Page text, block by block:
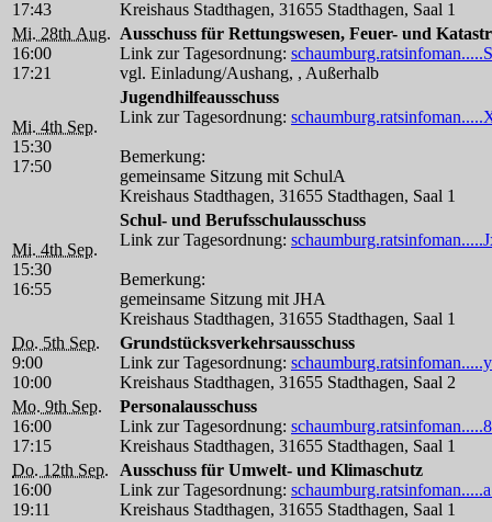
17:43
Kreishaus Stadthagen, 31655 Stadthagen, Saal 1
Mi. 28th Aug.
16:00
17:21
Ausschuss für Rettungswesen, Feuer- und
Link zur Tagesordnung:
vgl. Einladung/Aushang, , Außerhalb
Mi. 4th Sep.
15:30
17:50
Jugendhilfeausschuss
Link zur Tagesordnung:
Bemerkung:
gemeinsame Sitzung mit SchulA
Kreishaus Stadthagen, 31655 Stadthagen, Saal 1
Mi. 4th Sep.
15:30
16:55
Schul- und Berufsschulausschuss
Link zur Tagesordnung:
Bemerkung:
gemeinsame Sitzung mit JHA
Kreishaus Stadthagen, 31655 Stadthagen, Saal 1
Do. 5th Sep.
9:00
10:00
Grundstücksverkehrsausschuss
Link zur Tagesordnung:
Kreishaus Stadthagen, 31655 Stadthagen, Saal 2
Mo. 9th Sep.
16:00
17:15
Personalausschuss
Link zur Tagesordnung:
Kreishaus Stadthagen, 31655 Stadthagen, Saal 1
Do. 12th Sep.
16:00
19:11
Ausschuss für Umwelt- und Klimaschutz
Link zur Tagesordnung:
Kreishaus Stadthagen, 31655 Stadthagen, Saal 1